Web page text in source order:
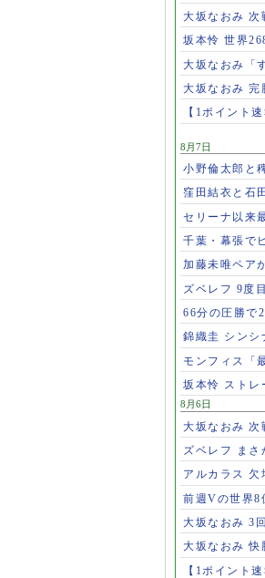
大坂なおみ 次
坂本怜 世界
大坂なおみ「
大坂なおみ 完
【1ポイント
8月7日
小野倫太郎と
窪田結衣と石
セリーナ以来
千葉・幕張で
加藤未唯ペア
ズベレフ 9度
66分の圧勝で
錦織圭 シンシ
モンフィス「
坂本怜 ストレ
8月6日
大坂なおみ 次
ズベレフ まさ
アルカラス 欠
前週Vの世界8
大坂なおみ 3
大坂なおみ 快
【1ポイント